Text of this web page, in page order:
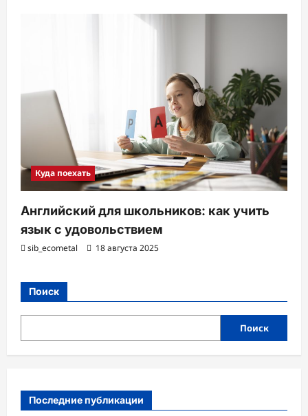
Куда поехать
Английский для школьников: как учить
язык с удовольствием
sib_ecometal 18 августа 2025
Поиск
Поиск
Последние публикации